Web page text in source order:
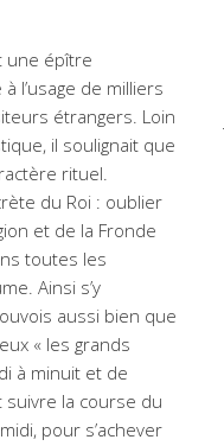
une épître
l’usage de milliers
étrangers. Loin
il soulignait que
rituel.
du Roi : oublier
et de la Fronde
toutes les
Ainsi s’y
aussi bien que
« les grands
à minuit et de
la course du
pour s’achever